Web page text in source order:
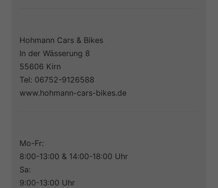
Hohmann Cars & Bikes
In der Wässerung 8
55606 Kirn
Tel: 06752-9126588
www.hohmann-cars-bikes.de
Mo-Fr:
8:00-13:00 & 14:00-18:00 Uhr
Sa:
9:00-13:00 Uhr